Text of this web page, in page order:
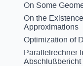
On Some
On the
Approximations
Optimization of
Parallelrechner
Abschlußbericht